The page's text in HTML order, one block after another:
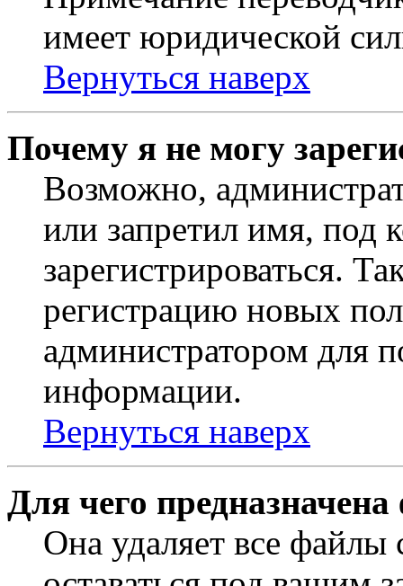
имеет юридической
Вернуться наверх
Почему я не могу
Возможно,
или запретил имя, под
зарегистрироваться.
регистрацию новых
администратором для
информации.
Вернуться наверх
Для чего
Она удаляет все файлы